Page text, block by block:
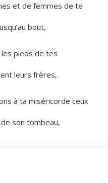
et de femmes de te
bout,
pieds de tes
leurs frères,
à ta miséricorde ceux
son tombeau,